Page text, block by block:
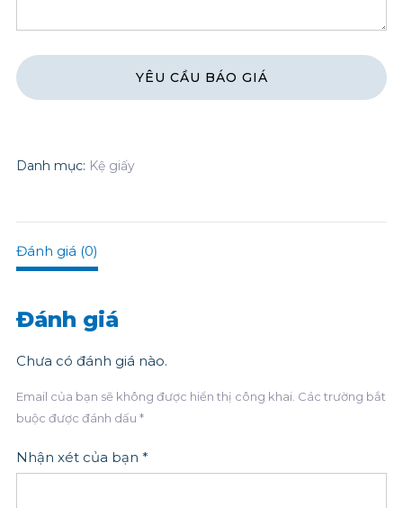
Danh mục: Kệ giấy
Đánh giá (0)
Đánh giá
Chưa có đánh giá nào.
Email của bạn sẽ không được hiển thị công khai. Các trường bắt
buộc được đánh dấu *
Nhận xét của bạn *